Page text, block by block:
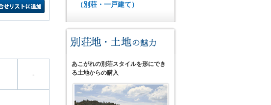
-
（別荘・一戸建て）
あこがれの別荘スタイルを形にでき
る土地からの購入